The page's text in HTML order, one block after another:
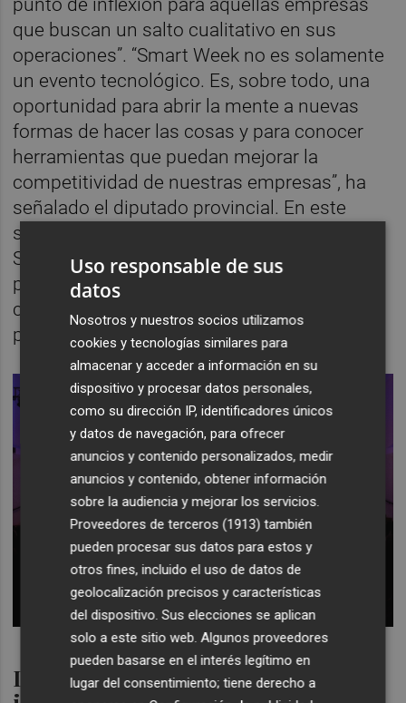
punto de inflexión para aquellas empresas
que buscan un salto cualitativo en sus
operaciones”. “Smart Week no es solamente
un evento tecnológico. Es, sobre todo, una
oportunidad para abrir la mente a nuevas
formas de hacer las cosas y para conocer
herramientas que puedan mejorar la
competitividad de nuestras empresas”, ha
señalado el diputado provincial. En este
sentido,
Smart Week es también “una oportunidad
para que la provincia siga posicionándose
como una provincia dinámica, innovadora y
preparada para los desafíos que vienen”.
Demostraciones tecnológicas e
Uso responsable de sus
datos
Nosotros y nuestros socios utilizamos
cookies y tecnologías similares para
almacenar y acceder a información en su
dispositivo y procesar datos personales,
como su dirección IP, identificadores únicos
y datos de navegación, para ofrecer
anuncios y contenido personalizados, medir
anuncios y contenido, obtener información
sobre la audiencia y mejorar los servicios.
Proveedores de terceros (1913) también
pueden procesar sus datos para estos y
otros fines, incluido el uso de datos de
geolocalización precisos y características
del dispositivo. Sus elecciones se aplican
solo a este sitio web. Algunos proveedores
pueden basarse en el interés legítimo en
lugar del consentimiento; tiene derecho a